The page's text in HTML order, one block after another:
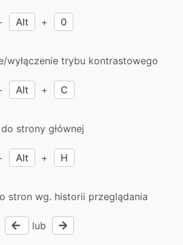
Alt + 0
wyłączenie trybu kontrastowego
Alt + C
strony głównej
Alt + H
stron wg. historii przeglądania
lub